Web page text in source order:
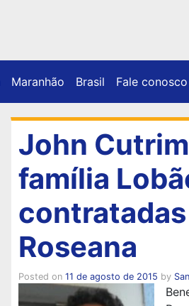
Maranhão Brasil Fale conosco
John
família
Roseana
Posted on 11 de agosto de 2015 by